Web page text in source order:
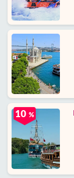
10 %